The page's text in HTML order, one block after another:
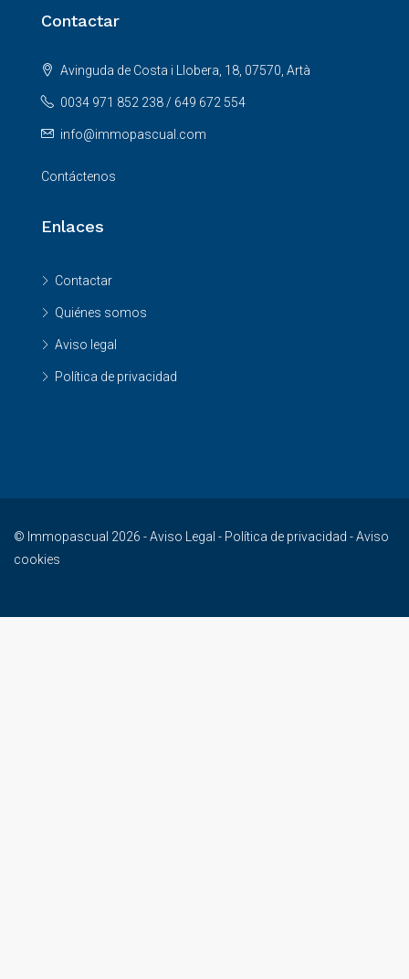
Contactar
Avinguda de Costa i Llobera, 18, 07570, Artà
0034 971 852 238 / 649 672 554
info@immopascual.com
Contáctenos
Enlaces
Contactar
Quiénes somos
Aviso legal
Política de privacidad
© Immopascual 2026 -Aviso Legal - Política de privacidad -Aviso
cookies